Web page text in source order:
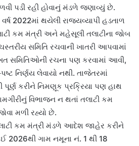
પડી રહી હોવાનું મંડળે જણાવ્યું છે.
2022માં થયેલી રાજ્યવ્યાપી હડતાળ
કમ મંત્રી અને મહેસૂલી તલાટીના જોબ
સમિતિ રચવાની ખાતરી આપવામાં
સમિતિઓની રચના પણ કરવામાં આવી,
નિર્ણય લેવાયો નથી. તાજેતરમાં
કરીને નિમણૂક પ્રક્રિયા પણ હાથ
વિભાજન ન થતાં તલાટી કમ
મળી રહ્યો છે.
કમ મંત્રી મંડળે આદેશ જાહેર કરીને
2026થી ગામ નમૂના નં. 1 થી 18